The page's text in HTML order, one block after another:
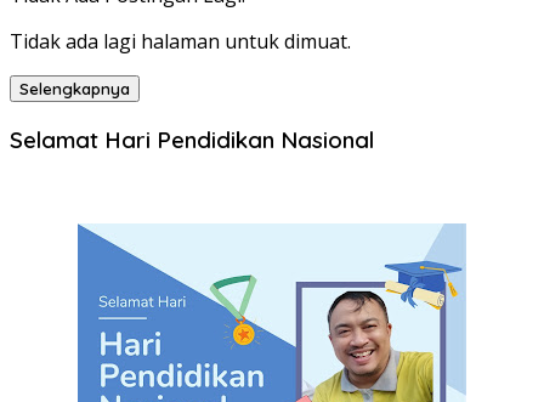
Tidak ada lagi halaman untuk dimuat.
Selengkapnya
Selamat Hari Pendidikan Nasional